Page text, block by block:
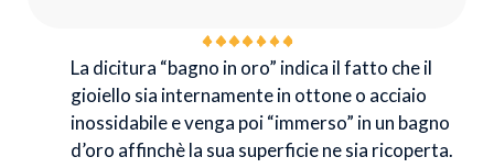
La dicitura “bagno in oro” indica il fatto che il
gioiello sia internamente in ottone o acciaio
inossidabile e venga poi “immerso” in un bagno
d’oro affinchè la sua superficie ne sia ricoperta.